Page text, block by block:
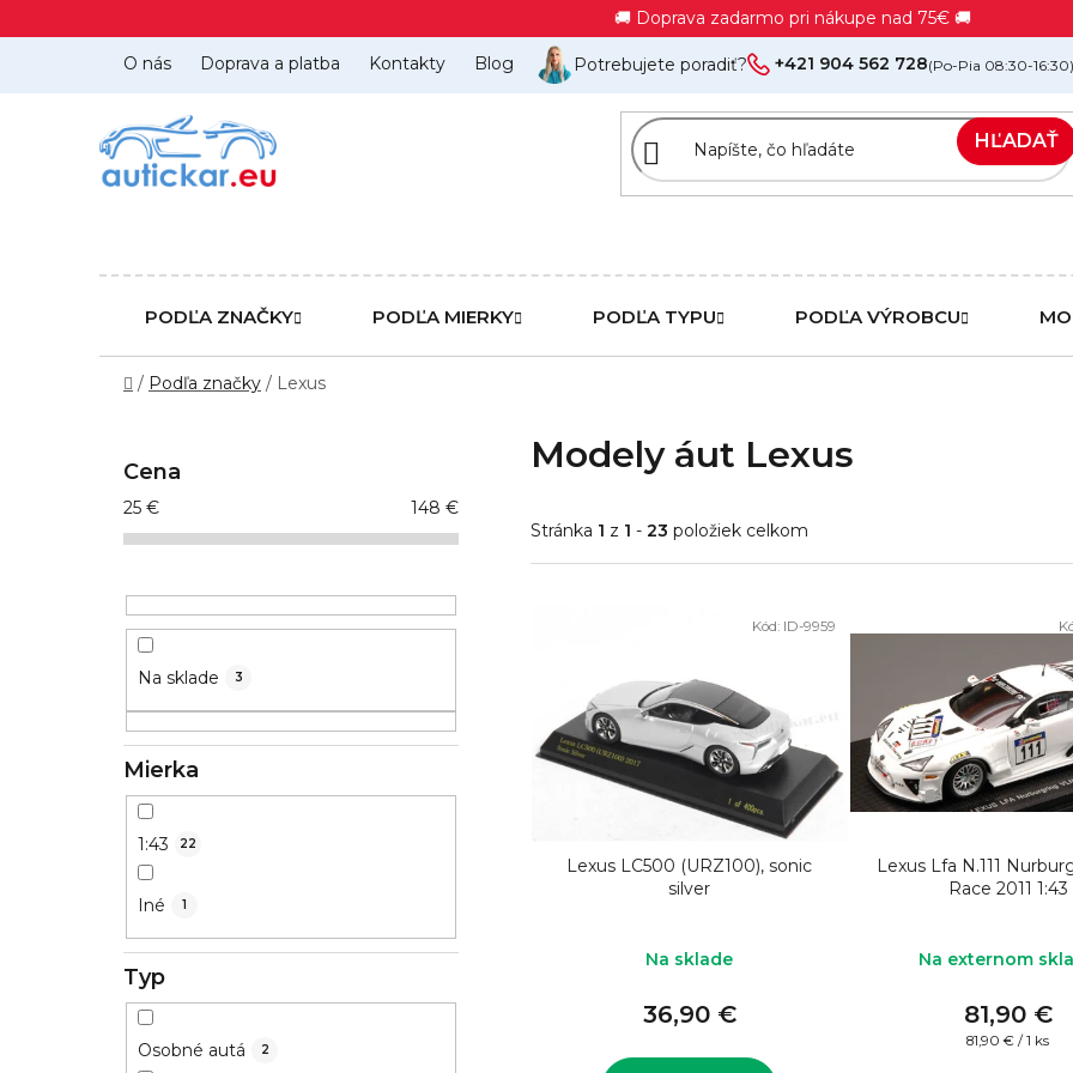
na
🚚 Doprava zadarmo pri nákupe nad 75€ 🚚
O nás Doprava a platba Kontakty Blog Potrebujete poradiť? +421 904 562 728(Po-Pia 08:30-16:30)
HĽADAŤ
PODĽA ZNAČKY PODĽA MIERKY PODĽA TYPU PODĽA VÝROBCU
Domov
/ Podľa značky / Lexus
Cena
25 € 148 €
Na sklade 3
Mierka
1:43 22
Iné 1
Typ
Osobné autá 2
Modely áut Lexus
Stránka 1 z 1 - 23 položiek celkom
s
Lexus LC500 (URZ100), sonic
silver
Na sklade
36,90 €
Kód: ID-9959
Lexus Lfa N.111
Race 2011 1:43
Na externom
81,90 €
Jednotková
81,90 € / 1 ks